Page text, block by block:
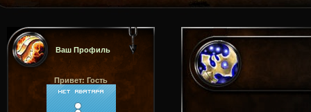
Ваш Профиль
Привет: Гость